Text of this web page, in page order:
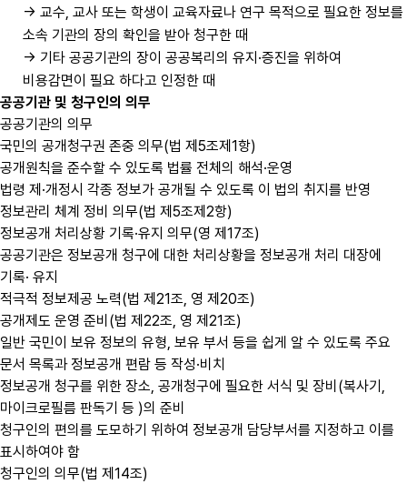
→ 교수, 교사 또는 학생이 교육자료나 연구 목적으로 필요한 정보를
소속 기관의 장의 확인을 받아 청구한 때
→ 기타 공공기관의 장이 공공복리의 유지·증진을 위하여
비용감면이 필요 하다고 인정한 때
공공기관 및 청구인의 의무
공공기관의 의무
국민의 공개청구권 존중 의무(법 제5조제1항)
공개원칙을 준수할 수 있도록 법률 전체의 해석·운영
법령 제·개정시 각종 정보가 공개될 수 있도록 이 법의 취지를 반영
정보관리 체계 정비 의무(법 제5조제2항)
정보공개 처리상황 기록·유지 의무(영 제17조)
공공기관은 정보공개 청구에 대한 처리상황을 정보공개 처리 대장에
기록· 유지
적극적 정보제공 노력(법 제21조, 영 제20조)
공개제도 운영 준비(법 제22조, 영 제21조)
일반 국민이 보유 정보의 유형, 보유 부서 등을 쉽게 알 수 있도록 주요
문서 목록과 정보공개 편람 등 작성·비치
정보공개 청구를 위한 장소, 공개청구에 필요한 서식 및 장비(복사기,
마이크로필름 판독기 등 )의 준비
청구인의 편의를 도모하기 위하여 정보공개 담당부서를 지정하고 이를
표시하여야 함
청구인의 의무(법 제14조)